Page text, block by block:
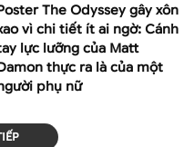
The Odyssey gây xôn
vì chi tiết ít ai ngờ: Cánh
lực lưỡng của Matt
thực ra là của một
phụ nữ